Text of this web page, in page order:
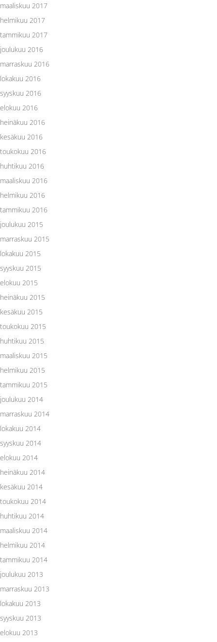
maaliskuu 2017
helmikuu 2017
tammikuu 2017
joulukuu 2016
marraskuu 2016
lokakuu 2016
syyskuu 2016
elokuu 2016
heinäkuu 2016
kesäkuu 2016
toukokuu 2016
huhtikuu 2016
maaliskuu 2016
helmikuu 2016
tammikuu 2016
joulukuu 2015
marraskuu 2015
lokakuu 2015
syyskuu 2015
elokuu 2015
heinäkuu 2015
kesäkuu 2015
toukokuu 2015
huhtikuu 2015
maaliskuu 2015
helmikuu 2015
tammikuu 2015
joulukuu 2014
marraskuu 2014
lokakuu 2014
syyskuu 2014
elokuu 2014
heinäkuu 2014
kesäkuu 2014
toukokuu 2014
huhtikuu 2014
maaliskuu 2014
helmikuu 2014
tammikuu 2014
joulukuu 2013
marraskuu 2013
lokakuu 2013
syyskuu 2013
elokuu 2013